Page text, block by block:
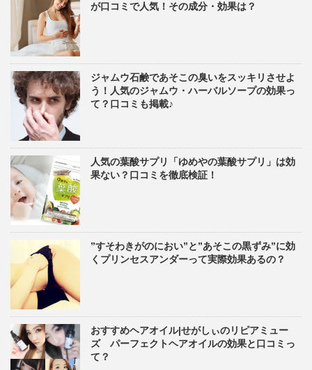
が口コミで人気！その成分・効果は？
ジャムウ石鹸であそこの臭いをスッキリさせよ
う！人気のジャムウ・ハーバルソープの効果っ
て？口コミも掲載♪
人気の葉酸サプリ「ゆめやの葉酸サプリ」は効
果ない？口コミを徹底検証！
”すそわきがのにおい”と”あそこの黒ずみ”に効
くプリンセスアンダーって実際効果あるの？
おすすめヘアオイル|せがしぃのリピアミュー
ズ パーフェクトヘアオイルの効果と口コミっ
て？